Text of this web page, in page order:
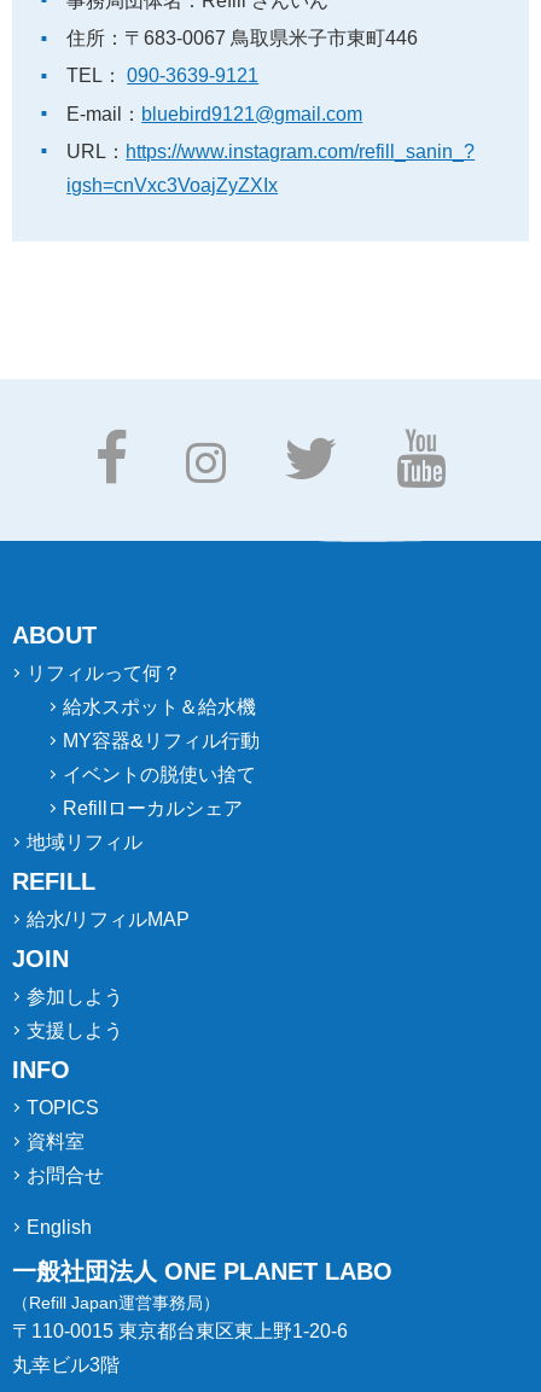
住所：〒683-0067 鳥取県米子市東町446
TEL：090-3639-9121
E-mail： bluebird9121@gmail.com
URL： https://www.instagram.com/refill_sanin_?
igsh=cnVxc3VoajZyZXIx
ABOUT
リフィルって何？
給水スポット＆給水機
MY容器&リフィル行動
イベントの脱使い捨て
Refillローカルシェア
地域リフィル
REFILL
給水/リフィルMAP
JOIN
参加しよう
支援しよう
INFO
TOPICS
資料室
お問合せ
English
一般社団法人 ONE PLANET LABO
（Refill Japan運営事務局）
〒110-0015 東京都台東区東上野1-20-6
丸幸ビル3階